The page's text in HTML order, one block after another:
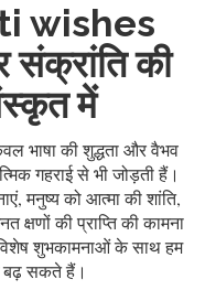
wishes
की
में
भाषा की शुद्धता और वैभव
गहराई से भी जोड़ती हैं।
मनुष्य को आत्मा की शांति,
की प्राप्ति की कामना
शुभकामनाओं के साथ हम
बढ़ सकते हैं।